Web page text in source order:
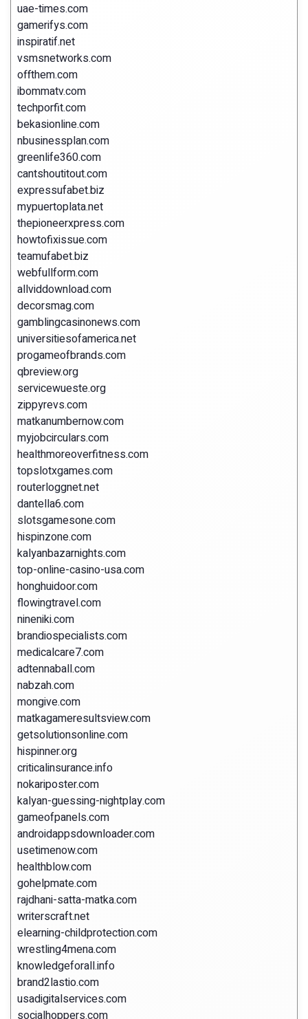
uae-times.com
gamerifys.com
inspiratif.net
vsmsnetworks.com
offthem.com
ibommatv.com
techporfit.com
bekasionline.com
nbusinessplan.com
greenlife360.com
cantshoutitout.com
expressufabet.biz
mypuertoplata.net
thepioneerxpress.com
howtofixissue.com
teamufabet.biz
webfullform.com
allviddownload.com
decorsmag.com
gamblingcasinonews.com
universitiesofamerica.net
progameofbrands.com
qbreview.org
servicewueste.org
zippyrevs.com
matkanumbernow.com
myjobcirculars.com
healthmoreoverfitness.com
topslotxgames.com
routerloggnet.net
dantella6.com
slotsgamesone.com
hispinzone.com
kalyanbazarnights.com
top-online-casino-usa.com
honghuidoor.com
flowingtravel.com
nineniki.com
brandiospecialists.com
medicalcare7.com
adtennaball.com
nabzah.com
mongive.com
matkagameresultsview.com
getsolutionsonline.com
hispinner.org
criticalinsurance.info
nokariposter.com
kalyan-guessing-nightplay.com
gameofpanels.com
androidappsdownloader.com
usetimenow.com
healthblow.com
gohelpmate.com
rajdhani-satta-matka.com
writerscraft.net
elearning-childprotection.com
wrestling4mena.com
knowledgeforall.info
brand2lastio.com
usadigitalservices.com